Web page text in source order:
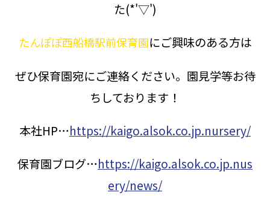
た(*'▽')
たんぽぽ西船橋駅前保育園にご興味のある方は
ぜひ保育園宛にご連絡ください。園見学等お待
ちしております！
本社HP…https://kaigo.alsok.co.jp.nursery/
保育園ブログ…https://kaigo.alsok.co.jp.nus
ery/news/